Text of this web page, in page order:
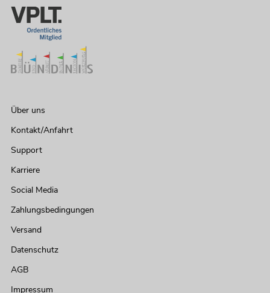
Über uns
Kontakt/Anfahrt
Support
Karriere
Social Media
Zahlungsbedingungen
Versand
Datenschutz
AGB
Impressum